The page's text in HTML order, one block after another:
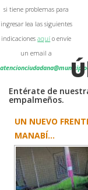
si tiene problemas para
ingresar lea las siguientes
indicacionesaquí o envíe
un email a
Entérate de
empalmeños.
UN NUEVO
MANABÍ...